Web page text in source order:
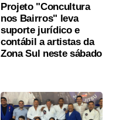
Projeto "Concultura
nos Bairros" leva
suporte jurídico e
contábil a artistas da
Zona Sul neste sábado